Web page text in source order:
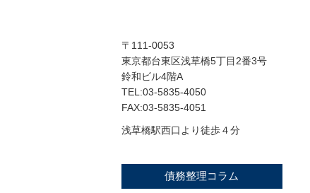
〒111-0053
東京都台東区浅草橋5丁目2番3号
鈴和ビル4階A
TEL:03-5835-4050
FAX:03-5835-4051
浅草橋駅西口より徒歩４分
債務整理コラム